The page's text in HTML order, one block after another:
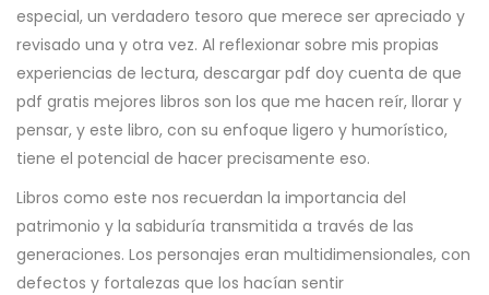
especial, un verdadero tesoro que merece ser apreciado y
revisado una y otra vez. Al reflexionar sobre mis propias
experiencias de lectura, descargar pdf doy cuenta de que
pdf gratis mejores libros son los que me hacen reír, llorar y
pensar, y este libro, con su enfoque ligero y humorístico,
tiene el potencial de hacer precisamente eso.
Libros como este nos recuerdan la importancia del
patrimonio y la sabiduría transmitida a través de las
generaciones. Los personajes eran multidimensionales, con
defectos y fortalezas que los hacían sentir